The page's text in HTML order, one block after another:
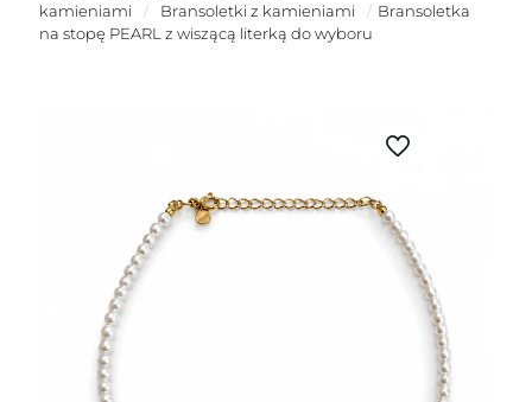
kamieniami
/ Bransoletki z kamieniami / Bransoletka
na stopę PEARL z wiszącą literką do wyboru